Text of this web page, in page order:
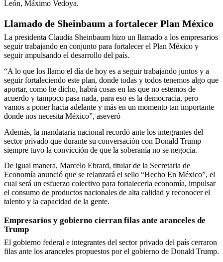
León, Máximo Vedoya.
Llamado de Sheinbaum a fortalecer Plan México
La presidenta Claudia Sheinbaum hizo un llamado a los empresarios
seguir trabajando en conjunto para fortalecer el Plan México y
seguir impulsando el desarrollo del país.
“A lo que los llamo el día de hoy es a seguir trabajando juntos y a
seguir fortaleciendo este plan, donde todas y todos tenemos algo que
aportar, como he dicho, habrá cosas en las que no estemos de
acuerdo y tampoco pasa nada, para eso es la democracia, pero
vamos a poner hacia adelante y más en un momento tan importante
donde nos necesita México”, aseveró
Además, la mandataria nacional recordó ante los integrantes del
sector privado que durante su conversación con Donald Trump
siempre tuvo la convicción de que la soberanía no se negocia.
De igual manera, Marcelo Ebrard, titular de la Secretaria de
Economía anunció que se relanzará el sello “Hecho En México”, el
cual será un esfuerzo colectivo para fortalecerla economía, impulsar
el consumo de productos nacionales de alta calidad y reconocer el
talento y la capacidad de la gente.
Empresarios y gobierno cierran filas ante aranceles de
Trump
El gobierno federal e integrantes del sector privado del país cerraron
filas ante los aranceles propuestos por el gobierno de Donald Trump.